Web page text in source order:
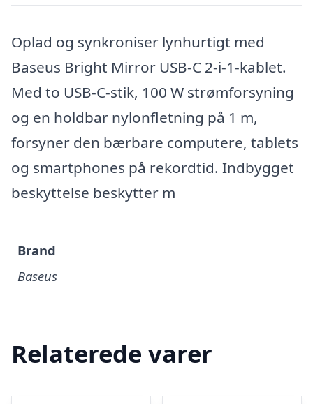
Oplad og synkroniser lynhurtigt med
Baseus Bright Mirror USB-C 2-i-1-kablet.
Med to USB-C-stik, 100 W strømforsyning
og en holdbar nylonfletning på 1 m,
forsyner den bærbare computere, tablets
og smartphones på rekordtid. Indbygget
beskyttelse beskytter m
Brand
Baseus
Relaterede varer